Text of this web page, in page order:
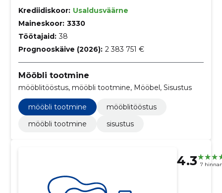
Krediidiskoor: Usaldusväärne
Maineskoor: 3330
Töötajaid: 38
Prognooskäive (2026): 2 383 751 €
Mööbli tootmine
mööblitööstus, mööbli tootmine, Mööbel, Sisustus
mööbli tootmine
mööblitööstus
mööbli tootmine
sisustus
4.3 7